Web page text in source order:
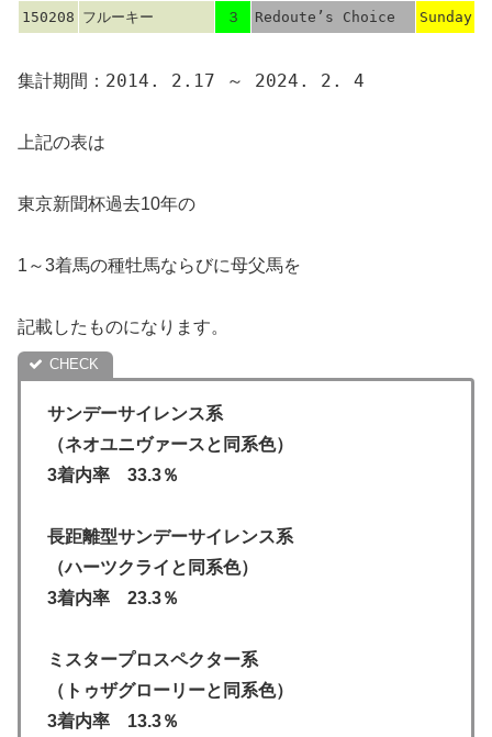
150208 フルーキー ３ Redoute’s Choice Sunday
集計期間：2014. 2.17 ～ 2024. 2. 4
上記の表は
東京新聞杯過去10年の
1～3着馬の種牡馬ならびに母父馬を
記載したものになります。
サンデーサイレンス系
（ネオユニヴァースと同系色）
3着内率 33.3％
長距離型サンデーサイレンス系
（ハーツクライと同系色）
3着内率 23.3％
ミスタープロスペクター系
（トゥザグローリーと同系色）
3着内率 13.3％